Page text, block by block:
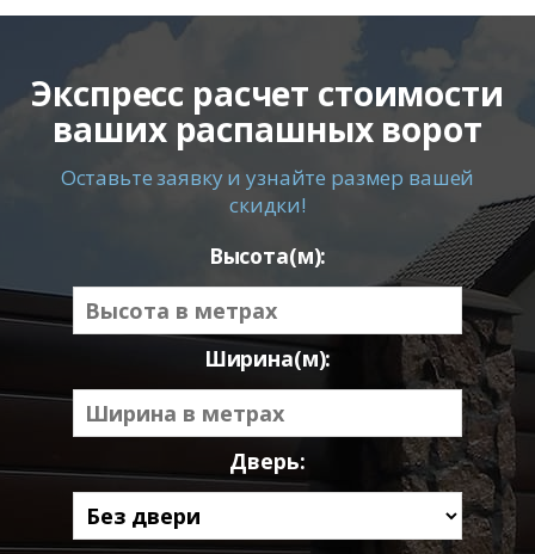
Экспресс расчет стоимости
ваших распашных ворот
Оставьте заявку и узнайте размер вашей
скидки!
Высота(м):
Ширина(м):
Дверь: